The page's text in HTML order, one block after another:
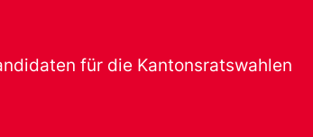
für die Kantonsratswahlen